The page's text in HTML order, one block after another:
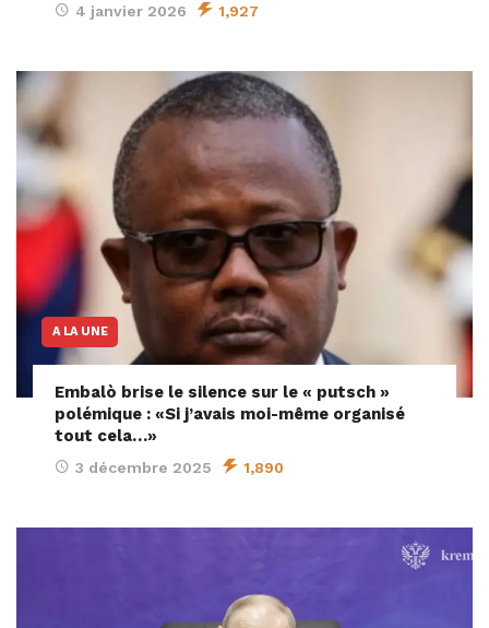
4 janvier 2026 1,927
A LA UNE
Embalò brise le silence sur le « putsch »
polémique : «Si j’avais moi-même organisé
tout cela…»
3 décembre 2025 1,890